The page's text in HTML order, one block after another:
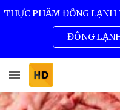
ĐÔNG